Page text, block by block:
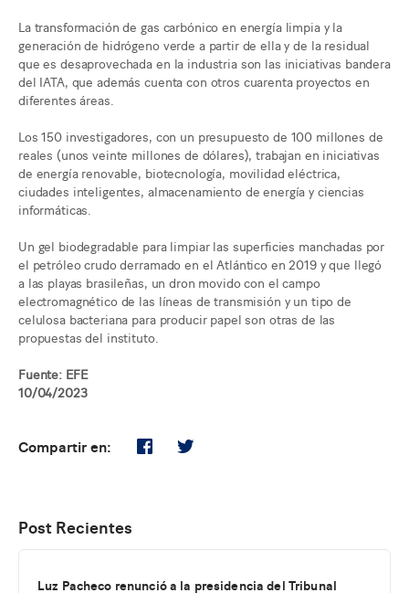
La transformación de gas carbónico en energía limpia y la
generación de hidrógeno verde a partir de ella y de la residual
que es desaprovechada en la industria son las iniciativas bandera
del IATA, que además cuenta con otros cuarenta proyectos en
diferentes áreas.
Los 150 investigadores, con un presupuesto de 100 millones de
reales (unos veinte millones de dólares), trabajan en iniciativas
de energía renovable, biotecnología, movilidad eléctrica,
ciudades inteligentes, almacenamiento de energía y ciencias
informáticas.
Un gel biodegradable para limpiar las superficies manchadas por
el petróleo crudo derramado en el Atlántico en 2019 y que llegó
a las playas brasileñas, un dron movido con el campo
electromagnético de las líneas de transmisión y un tipo de
celulosa bacteriana para producir papel son otras de las
propuestas del instituto.
Fuente: EFE
10/04/2023
Compartir en:
Post Recientes
Luz Pacheco renunció a la presidencia del Tribunal